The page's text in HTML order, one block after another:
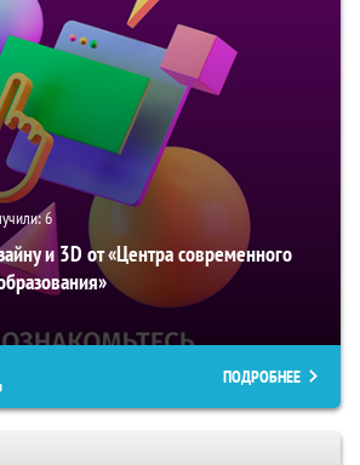
6
и 3D от «Центра современного
ПОДРОБНЕЕ